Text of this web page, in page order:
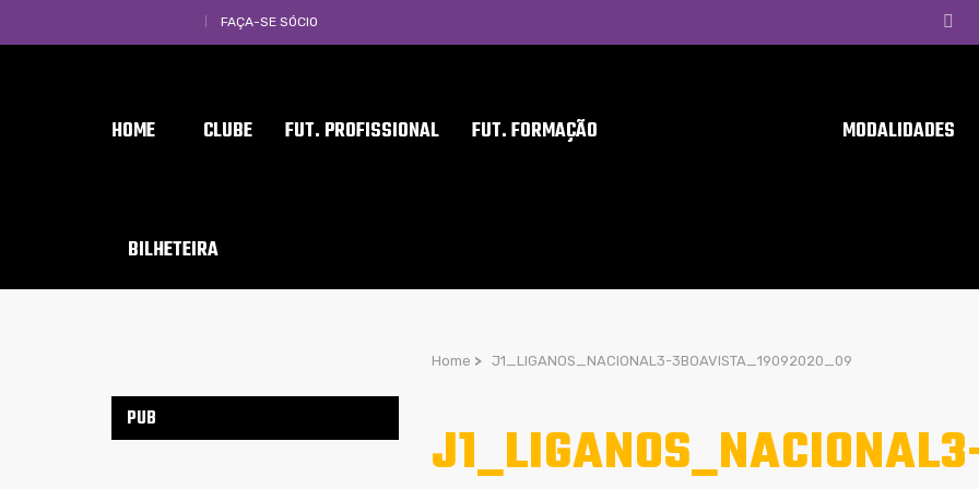
FAÇA-SE SÓCIO
HOME CLUBE FUT. PROFISSIONAL FUT. FORMAÇÃO MODALIDADES
BILHETEIRA
Home > J1_LIGANOS_NACIONAL3-3BOAVISTA_19092020_09
PUB